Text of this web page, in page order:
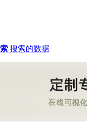
搜索的数据